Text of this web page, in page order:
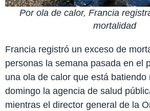
Por ola de calor, Francia
mortalidad
Francia registró un exceso de
personas la semana pasada en el
una ola de calor que está batiendo
domingo la agencia de salud
mientras el director general de la